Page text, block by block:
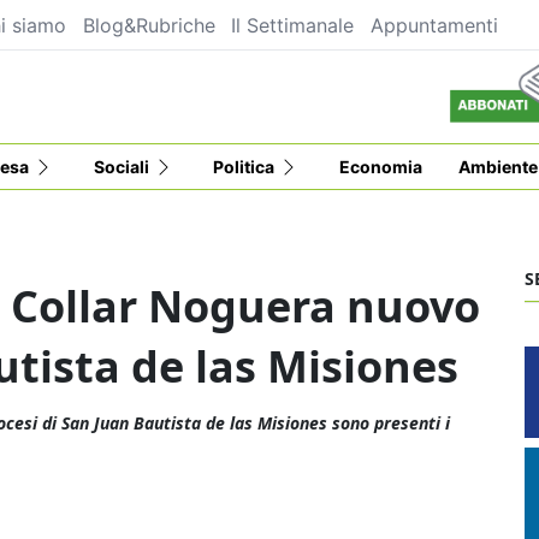
siamo Blog&Rubriche Il Settimanale Appuntamenti
Sociali Politica Economia Ambiente
Noguera nuovo
de las Misiones
di San Juan Bautista de las Misiones sono presenti i